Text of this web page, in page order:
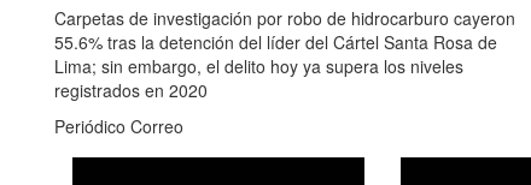
Carpetas de investigación por robo de hidrocarburo cayeron
55.6% tras la detención del líder del Cártel Santa Rosa de
Lima; sin embargo, el delito hoy ya supera los niveles
registrados en 2020
Periódico Correo